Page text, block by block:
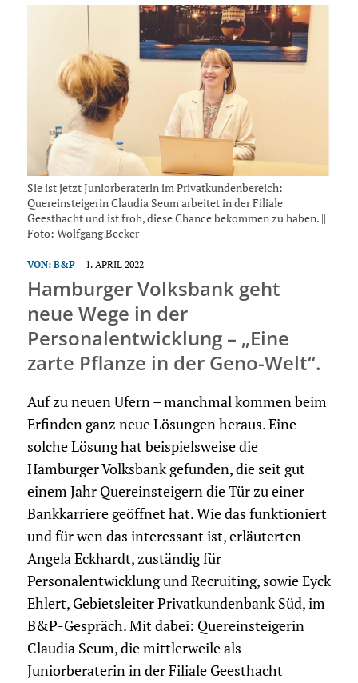
Sie ist jetzt Juniorberaterin im Privatkundenbereich:
Quereinsteigerin Claudia Seum arbeitet in der Filiale
Geesthacht und ist froh, diese Chance bekommen zu haben. ||
Foto: Wolfgang Becker
VON: B&P 1. APRIL 2022
Hamburger Volksbank geht
neue Wege in der
Personalentwicklung – „Eine
zarte Pflanze in der Geno-Welt“.
Auf zu neuen Ufern – manchmal kommen beim
Erfinden ganz neue Lösungen heraus. Eine
solche Lösung hat beispielsweise die
Hamburger Volksbank gefunden, die seit gut
einem Jahr Quereinsteigern die Tür zu einer
Bankkarriere geöffnet hat. Wie das funktioniert
und für wen das interessant ist, erläuterten
Angela Eckhardt, zuständig für
Personalentwicklung und Recruiting, sowie Eyck
Ehlert, Gebietsleiter Privatkundenbank Süd, im
B&P-Gespräch. Mit dabei: Quereinsteigerin
Claudia Seum, die mittlerweile als
Juniorberaterin in der Filiale Geesthacht